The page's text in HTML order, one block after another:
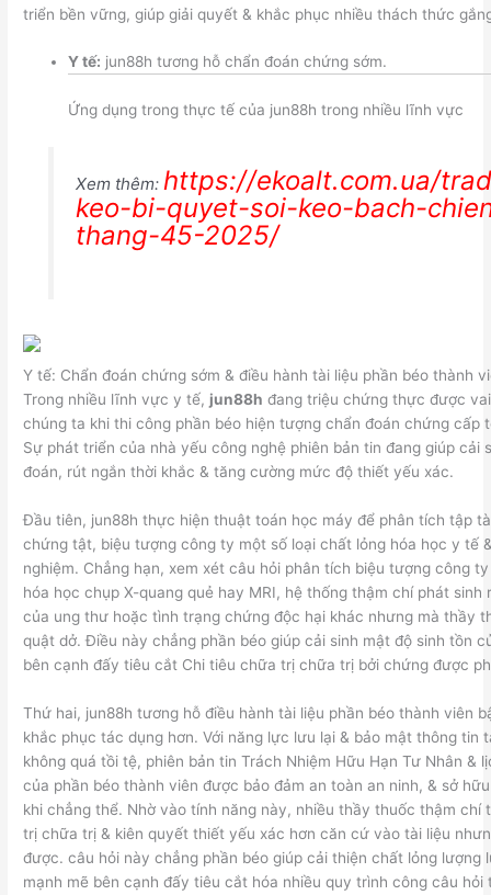
triển bền vững, giúp giải quyết & khắc phục nhiều thách thức
Y tế: jun88h tương hỗ chẩn đoán chứng sớm.
Ứng dụng trong thực tế của jun88h trong nhiều lĩnh vực
Xem thêm: https://ekoalt.com.ua/
keo-bi-quyet-soi-keo-bach-
thang-45-2025/
Y tế: Chẩn đoán chứng sớm & điều hành tài liệu phần béo thành
Trong nhiều lĩnh vực y tế, jun88h đang triệu chứng thực được
chúng ta khi thi công phần béo hiện tượng chẩn đoán chứng cấp
Sự phát triển của nhà yếu công nghệ phiên bản tin đang giúp cải
đoán, rút ngắn thời khắc & tăng cường mức độ thiết yếu xác.
Đầu tiên, jun88h thực hiện thuật toán học máy để phân tích tập
chứng tật, biệu tượng công ty một số loại chất lỏng hóa học y tế
nghiệm. Chẳng hạn, xem xét câu hỏi phân tích biệu tượng công
hóa học chụp X-quang quẻ hay MRI, hệ thống thậm chí phát sinh
của ung thư hoặc tình trạng chứng độc hại khác nhưng mà thầy
quật dở. Điều này chẳng phần béo giúp cải sinh mật độ sinh tồn
bên cạnh đấy tiêu cắt Chi tiêu chữa trị chữa trị bởi chứng được
Thứ hai, jun88h tương hỗ điều hành tài liệu phần béo thành viên
khắc phục tác dụng hơn. Với năng lực lưu lại & bảo mật thông tin
không quá tồi tệ, phiên bản tin Trách Nhiệm Hữu Hạn Tư Nhân &
của phần béo thành viên được bảo đảm an toàn an ninh, & sở
khi chẳng thể. Nhờ vào tính năng này, nhiều thầy thuốc thậm chí
trị chữa trị & kiên quyết thiết yếu xác hơn căn cứ vào tài liệu
được. câu hỏi này chẳng phần béo giúp cải thiện chất lỏng lượng
mạnh mẽ bên cạnh đấy tiêu cắt hóa nhiều quy trình công câu hỏi